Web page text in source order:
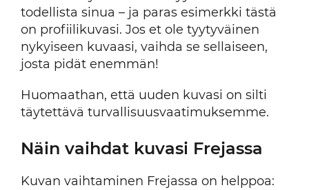
todellista sinua – ja paras esimerkki tästä
on profiilikuvasi. Jos et ole tyytyväinen
nykyiseen kuvaasi, vaihda se sellaiseen,
josta pidät enemmän!
Huomaathan, että uuden kuvasi on silti
täytettävä turvallisuusvaatimuksemme.
Näin vaihdat kuvasi Frejassa
Kuvan vaihtaminen Frejassa on helppoa: